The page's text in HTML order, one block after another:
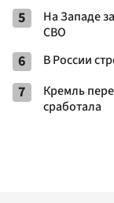
5
На Западе
СВО
6 В России
7
Кремль
сработала